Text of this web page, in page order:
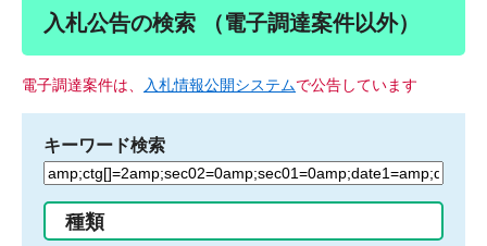
入札公告の検索 （電子調達案件以外）
電子調達案件は、 入札情報公開システムで公告しています
キーワード検索
検
る
種類